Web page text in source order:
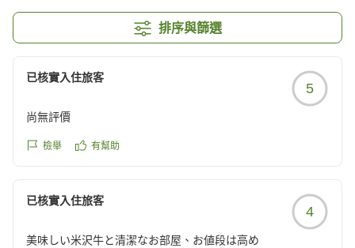
排序與篩選
已核實入住旅客
5
尚無評價
檢舉 有幫助
已核實入住旅客
4
美味しい米沢牛と清潔なお部屋、お値段は高め